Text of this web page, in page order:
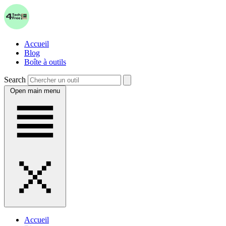
Accueil
Blog
Boîte à outils
Search
Open main menu
Accueil